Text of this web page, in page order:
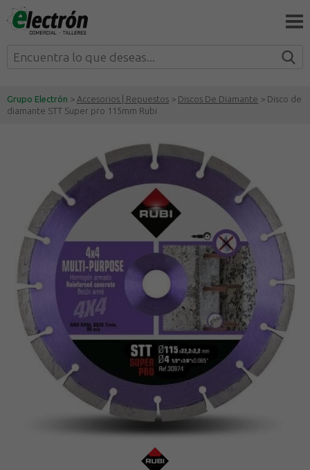
Grupo Electrón > Accesorios | Repuestos > Discos De Diamante > Disco de
diamante STT Super pro 115mm Rubi